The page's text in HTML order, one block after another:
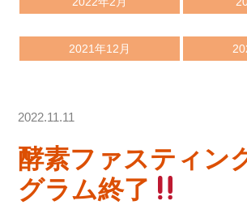
2021年12月
2022.11.11
酵素ファスティン
グラム終了